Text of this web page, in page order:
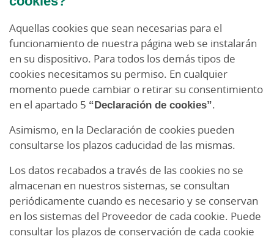
Aquellas cookies que sean necesarias para el
funcionamiento de nuestra página web se instalarán
en su dispositivo. Para todos los demás tipos de
cookies necesitamos su permiso. En cualquier
momento puede cambiar o retirar su consentimiento
en el apartado 5 “Declaración de cookies”.
Asimismo, en la Declaración de cookies pueden
consultarse los plazos caducidad de las mismas.
Los datos recabados a través de las cookies no se
almacenan en nuestros sistemas, se consultan
periódicamente cuando es necesario y se conservan
en los sistemas del Proveedor de cada cookie. Puede
consultar los plazos de conservación de cada cookie